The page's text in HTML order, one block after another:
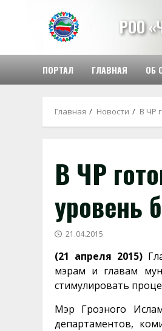
содержимому
РОО
ПОРТАЛ ГЛАВНАЯ ОБ
Главная Новости В ЧР
В ЧР
уровень
21.04.2015
(21 апреля 2015)
мэрам и главам
стимулировать
Мэр Грозного
департаментов,